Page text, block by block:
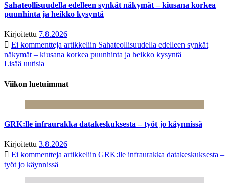
Sahateollisuudella edelleen synkät näkymät – kiusana korkea
puunhinta ja heikko kysyntä
Kirjoitettu 7.8.2026
Ei kommentteja artikkeliin Sahateollisuudella edelleen synkät
näkymät – kiusana korkea puunhinta ja heikko kysyntä
Lisää uutisia
Viikon luetuimmat
GRK:lle infraurakka datakeskuksesta – työt jo käynnissä
Kirjoitettu 3.8.2026
Ei kommentteja artikkeliin GRK:lle infraurakka datakeskuksesta –
työt jo käynnissä